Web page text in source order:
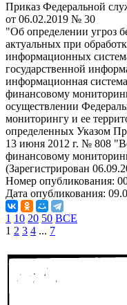
Приказ Федеральной
от 06.02.2019 № 30
"Об определении угроз
актуальных при
информационных
государственной
информационная
финансовому
осуществлении
мониторингу и ее
определенных Указом
13 июня 2012 г. № 808
финансовому
(Зарегистрирован
Номер опубликования:
Дата опубликования:
1 10 20 50 ВСЕ
1 2 3 4 ... 7